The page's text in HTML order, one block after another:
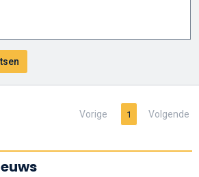
Vorige 1 Volgende